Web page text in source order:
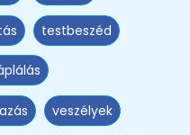
testbeszéd
veszélyek